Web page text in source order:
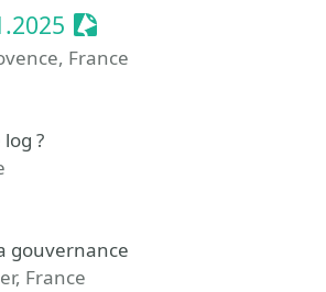
Sessionize Event
France
?
gouvernance
France